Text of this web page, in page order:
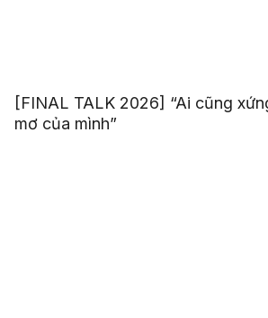
[FINAL TALK 2026] “Ai cũng
mơ của mình”